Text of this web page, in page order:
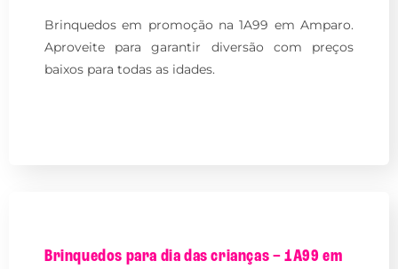
Brinquedos em promoção na 1A99 em Amparo.
Aproveite para garantir diversão com preços
baixos para todas as idades.
Brinquedos para dia das crianças – 1A99 em